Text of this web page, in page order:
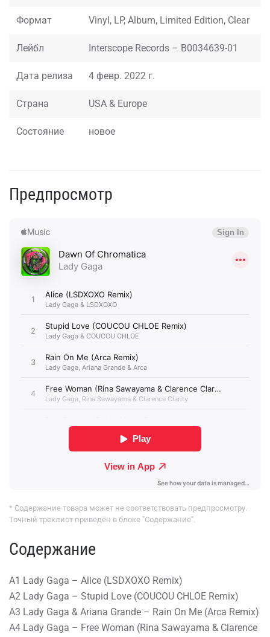
Формат Vinyl, LP, Album, Limited Edition, Clear
Лейбл Interscope Records – B0034639-01
Дата релиза 4 февр. 2022 г.
Страна USA & Europe
Состояние новое
Предпросмотр
* Содержание товара может не соответствовать предпросмотру.
Точный треклист приведён в блоке "Содержание".
Содержание
A1 Lady Gaga – Alice (LSDXOXO Remix)
A2 Lady Gaga – Stupid Love (COUCOU CHLOE Remix)
A3 Lady Gaga & Ariana Grande – Rain On Me (Arca Remix)
A4 Lady Gaga – Free Woman (Rina Sawayama & Clarence